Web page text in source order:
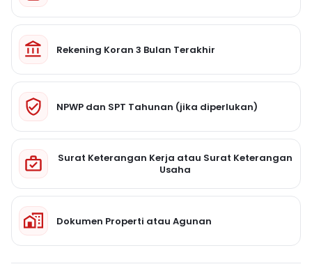
Rekening Koran 3 Bulan Terakhir
NPWP dan SPT Tahunan (jika diperlukan)
Surat Keterangan Kerja atau Surat Keterangan
Usaha
Dokumen Properti atau Agunan